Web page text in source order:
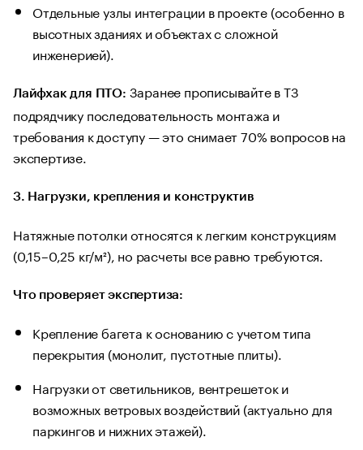
Отдельные узлы интеграции в проекте (особенно в
высотных зданиях и объектах с сложной
инженерией).
Лайфхак для ПТО: Заранее прописывайте в ТЗ
подрядчику последовательность монтажа и
требования к доступу — это снимает 70% вопросов на
экспертизе.
3. Нагрузки, крепления и конструктив
Натяжные потолки относятся к легким конструкциям
(0,15–0,25 кг/м²), но расчеты все равно требуются.
Что проверяет экспертиза:
Крепление багета к основанию с учетом типа
перекрытия (монолит, пустотные плиты).
Нагрузки от светильников, вентрешеток и
возможных ветровых воздействий (актуально для
паркингов и нижних этажей).